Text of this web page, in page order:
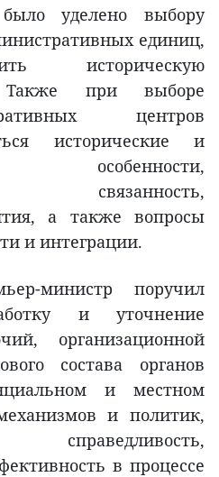
уделено выбору
единиц,
историческую
Также при выборе
центров
исторические и
особенности,
связанность,
а также вопросы
и интеграции.
министр поручил
и уточнение
организационной
состава органов
и местном
и политик,
справедливость,
в процессе